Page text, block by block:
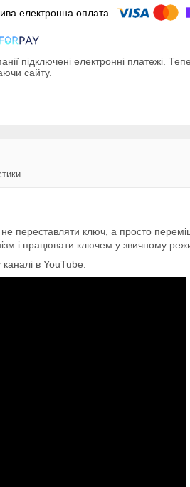
підключені електронні платежі.
сайту.
не переставляти ключ, а просто
і працювати ключем у звичному
в YouTube: